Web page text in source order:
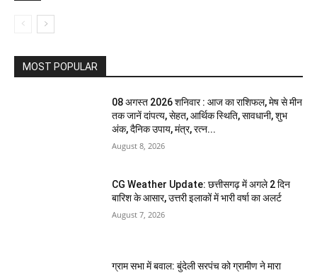
MOST POPULAR
08 अगस्त 2026 शनिवार : आज का राशिफल, मेष से मीन
तक जानें दांपत्य, सेहत, आर्थिक स्थिति, सावधानी, शुभ
अंक, दैनिक उपाय, मंत्र, रत्न...
August 8, 2026
CG Weather Update: छत्तीसगढ़ में अगले 2 दिन
बारिश के आसार, उत्तरी इलाकों में भारी वर्षा का अलर्ट
August 7, 2026
ग्राम सभा में बवाल: बुंदेली सरपंच को ग्रामीण ने मारा